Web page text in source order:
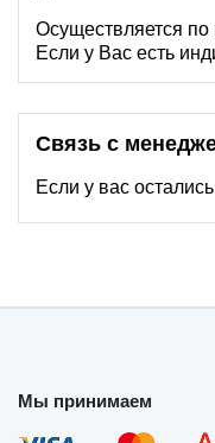
Осуществляется
Если у Вас есть
Связь с
Если у вас
Мы принимаем